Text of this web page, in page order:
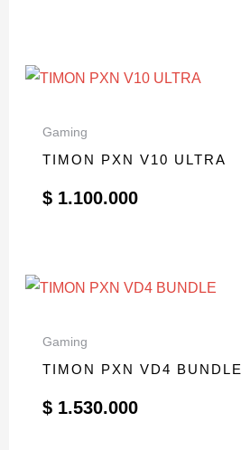
Gaming
TIMON PXN V10 ULTRA
$ 1.100.000
Gaming
TIMON PXN VD4 BUNDLE
$ 1.530.000